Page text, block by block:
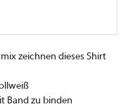
zeichnen dieses Shirt
Band zu binden